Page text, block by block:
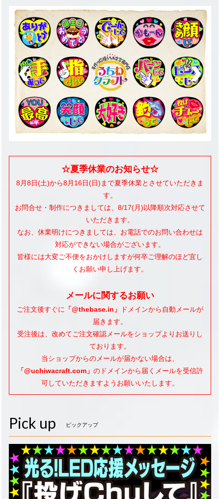
☆夏季休業のお知らせ☆
8月8日(土)から8月16日(日)まで夏季休業とさせていただきま
す。
お問合せ・制作につきましては、8/17(月)以降順次対応させて
いただきます。
なお、休業明けにつきましては、お電話でのお問い合わせは
対応ができない場合がございます。
皆様には大変ご不便をおかけしますが何卒ご理解のほど宜し
くお願い申し上げます。
メールに関するお願い
ご注文後すぐに 「@thebase.in」
ドメインから自動メールが
届きます。
受注後は、改めてご注文確認メールをショップよりお送りし
ております。
当ショップからのメールが届かない場合は、
「@uchiwacraft.com」 のドメインから届くメールを受信許
可していただきますようお願いいたします。
Pick up ピックアップ